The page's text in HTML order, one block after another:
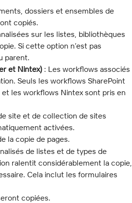
dossiers et ensembles de
copiés.
sur les listes, bibliothèques
Si cette option n’est pas
parent.
et Nintex) : Les workflows associés
Seuls les workflows SharePoint
les workflows Nintex sont pris en
site et de collection de sites
activées.
la copie de pages.
de listes et de types de
ralentit considérablement la copie,
Cela inclut les formulaires
copiées.